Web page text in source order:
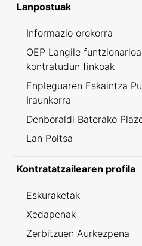
Lanpostuak
Informazio orokorra
OEP Langile
kontratudun finkoak
Enpleguaren Eskaintza
Iraunkorra
Denboraldi Baterako
Lan Poltsa
Kontratatzailearen profila
Eskuraketak
Xedapenak
Zerbitzuen Aurkezpena